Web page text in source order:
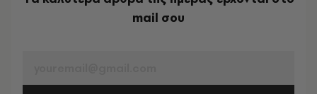
mail σου